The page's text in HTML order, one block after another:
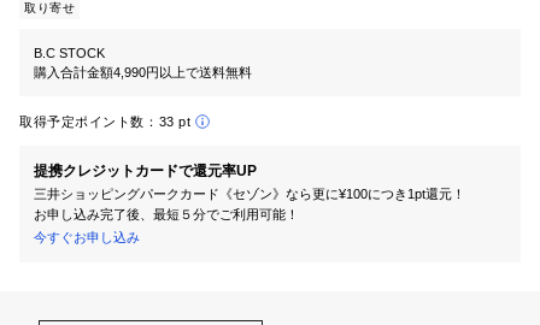
取り寄せ
B.C STOCK
購入合計金額4,990円以上で送料無料
取得予定ポイント数： 33 pt
提携クレジットカードで還元率UP
三井ショッピングパークカード《セゾン》なら更に¥100につき1pt還元！
お申し込み完了後、最短５分でご利用可能！
今すぐお申し込み